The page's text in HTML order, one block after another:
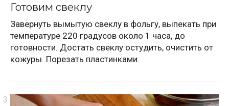
Готовим свеклу
Завернуть вымытую свеклу в фольгу, выпекать при
температуре 220 градусов около 1 часа, до
готовности. Достать свеклу остудить, очистить от
кожуры. Порезать пластинками.